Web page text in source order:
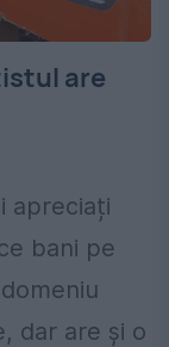
are
apreciați
bani pe
dar are și o